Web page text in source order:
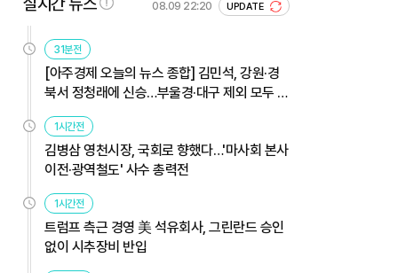
08.09 22:20 UPDATE
31분전
[아주경제 오늘의 뉴스 종합] 김민석, 강원·경
북서 정청래에 신승…부울경·대구 제외 모두 웃
었다 外
1시간전
김병삼 영천시장, 국회로 향했다…'마사회 본사
이전·광역철도' 사수 총력전
1시간전
트럼프 측근 경영 美 석유회사, 그린란드 승인
없이 시추장비 반입